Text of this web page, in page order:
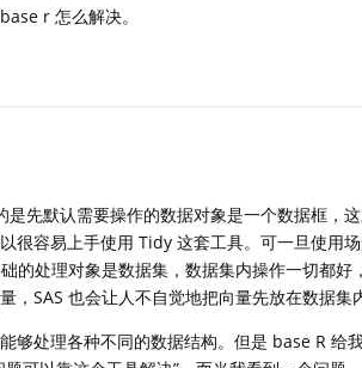
r 怎么解决。
先默认需要操作的数据对象是一个数据框，
很容易上手使用 Tidy 这套工具。可一旦使用
的处理对象是数据集，数据集内操作一切都
，SAS 也会让人不自觉地把向量先放在数据集
够处理各种不同的数据结构。但是 base R 给